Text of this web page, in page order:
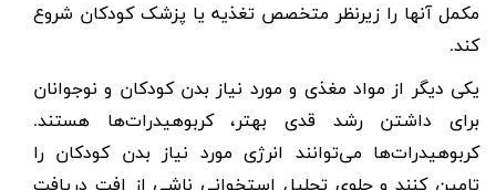
مکمل آنها را زیرنظر متخصص تغذیه یا پزشک کودکان شروع
کند.
یکی دیگر از مواد مغذی و مورد نیاز بدن کودکان و نوجوانان
برای داشتن رشد قدی بهتر، کربوهیدرات‌ها هستند.
کربوهیدرات‌ها می‌توانند انرژی مورد نیاز بدن کودکان را